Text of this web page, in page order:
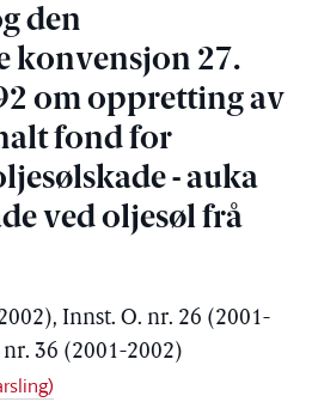
den
konvensjon 27.
om oppretting av
fond for
- auka
ved oljesøl frå
Innst. O. nr. 26 (2001-
36 (2001-2002)